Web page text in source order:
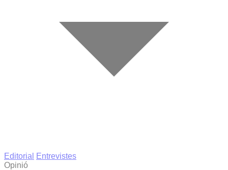
Editorial
Entrevistes
Opinió